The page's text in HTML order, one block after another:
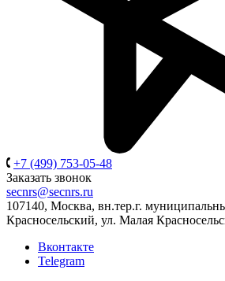
+7 (499) 753-05-48
Заказать звонок
secnrs@secnrs.ru
107140, Москва, вн.тер.г.
Красносельский, ул. Малая
Вконтакте
Telegram